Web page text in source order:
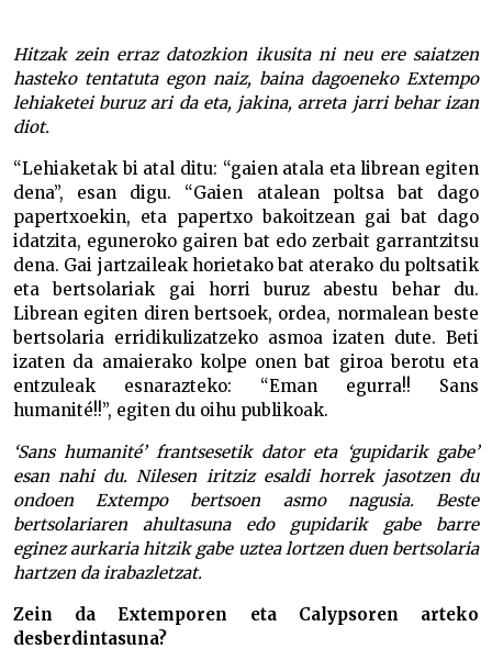
Hitzak zein erraz datozkion ikusita ni neu ere saiatzen
hasteko tentatuta egon naiz, baina dagoeneko Extempo
lehiaketei buruz ari da eta, jakina, arreta jarri behar izan
diot.
“Lehiaketak bi atal ditu: “gaien atala eta librean egiten
dena”, esan digu. “Gaien atalean poltsa bat dago
papertxoekin, eta papertxo bakoitzean gai bat dago
idatzita, eguneroko gairen bat edo zerbait garrantzitsu
dena. Gai jartzaileak horietako bat aterako du poltsatik
eta bertsolariak gai horri buruz abestu behar du.
Librean egiten diren bertsoek, ordea, normalean beste
bertsolaria erridikulizatzeko asmoa izaten dute. Beti
izaten da amaierako kolpe onen bat giroa berotu eta
entzuleak esnarazteko: “Eman egurra!! Sans
humanité!!”, egiten du oihu publikoak.
‘Sans humanité’ frantsesetik dator eta ‘gupidarik gabe’
esan nahi du. Nilesen iritziz esaldi horrek jasotzen du
ondoen Extempo bertsoen asmo nagusia. Beste
bertsolariaren ahultasuna edo gupidarik gabe barre
eginez aurkaria hitzik gabe uztea lortzen duen bertsolaria
hartzen da irabazletzat.
Zein da Extemporen eta Calypsoren arteko
desberdintasuna?